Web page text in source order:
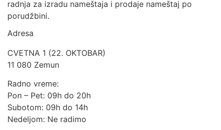
radnja za izradu nameštaja i prodaje nameštaj po
porudžbini.
Adresa
CVETNA 1 (22. OKTOBAR)
11 080 Zemun
Radno vreme:
Pon – Pet: 09h do 20h
Subotom: 09h do 14h
Nedeljom: Ne radimo